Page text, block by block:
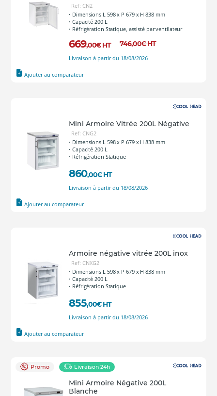
Ref: CN2
Dimensions L 598 x P 679 x H 838 mm
Capacité 200 L
Réfrigération Statique, assisté par ventilateur
669,00€ HT 746,00€HT
Livraison à partir du 18/08/2026
Ajouter au comparateur
Mini Armoire Vitrée 200L Négative
Ref: CNG2
Dimensions L 598 x P 679 x H 838 mm
Capacité 200 L
Réfrigération Statique
860,00€ HT
Livraison à partir du 18/08/2026
Ajouter au comparateur
Armoire négative vitrée 200L inox
Ref: CNXG2
Dimensions L 598 x P 679 x H 838 mm
Capacité 200 L
Réfrigération Statique
855,00€ HT
Livraison à partir du 18/08/2026
Ajouter au comparateur
Promo Livraison 24h
Mini Armoire Négative 200L
Blanche